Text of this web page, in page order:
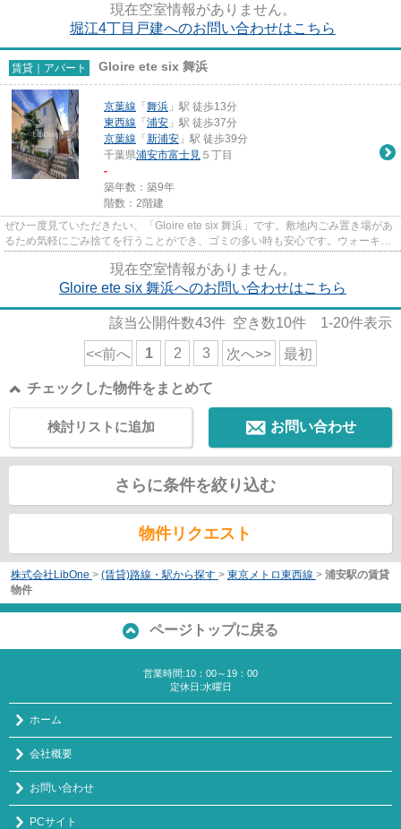
現在空室情報がありません。
堀江4丁目戸建へのお問い合わせはこちら
賃貸｜アパート Gloire ete six 舞浜
京葉線 「 舞浜 」駅 徒歩13分
東西線 「 浦安 」駅 徒歩37分
京葉線 「 新浦安 」駅 徒歩39分
千葉県浦安市富士見 ５丁目
-
築年数：築9年
階数：2階建
ぜひ一度見ていただきたい、「Gloire ete six 舞浜」です。敷地内ごみ置き場があ
るため気軽にごみ捨てを行うことができ、ゴミの多い時も安心です。ウォーキン
現在空室情報がありません。
Gloire ete six 舞浜へのお問い合わせはこちら
該当公開件数43件 空き数10件 1-20件表示
<<前へ 1 2 3 次へ>> 最初
チェックした物件をまとめて
お問い合わせ
検討リストに追加
さらに条件を絞り込む
物件リクエスト
株式会社LibOne > (賃貸)路線・駅から探す > 東京メトロ東西線 > 浦安駅の賃貸
物件
ページトップに戻る
営業時間:10：00～19：00
定休日:水曜日
ホーム
会社概要
お問い合わせ
PCサイト